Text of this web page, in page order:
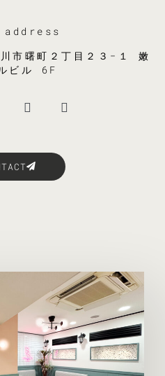
市曙町２丁目２３−１ 嫩
ビル 6F